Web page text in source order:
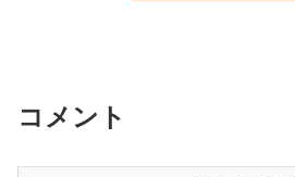
コメント